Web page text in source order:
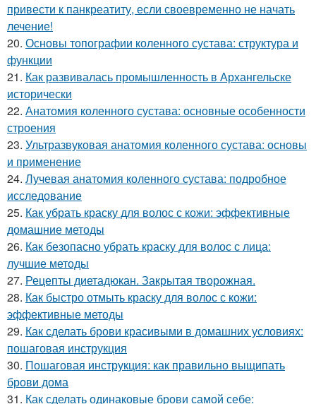
привести к панкреатиту, если своевременно не начать
лечение!
20. Основы топографии коленного сустава: структура и
функции
21. Как развивалась промышленность в Архангельске
исторически
22. Анатомия коленного сустава: основные особенности
строения
23. Ультразвуковая анатомия коленного сустава: основы
и применение
24. Лучевая анатомия коленного сустава: подробное
исследование
25. Как убрать краску для волос с кожи: эффективные
домашние методы
26. Как безопасно убрать краску для волос с лица:
лучшие методы
27. Рецепты диетадюкан. Закрытая творожная.
28. Как быстро отмыть краску для волос с кожи:
эффективные методы
29. Как сделать брови красивыми в домашних условиях:
пошаговая инструкция
30. Пошаговая инструкция: как правильно выщипать
брови дома
31. Как сделать одинаковые брови самой себе: